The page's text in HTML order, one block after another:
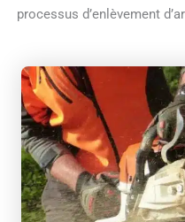
processus d’enlèvement